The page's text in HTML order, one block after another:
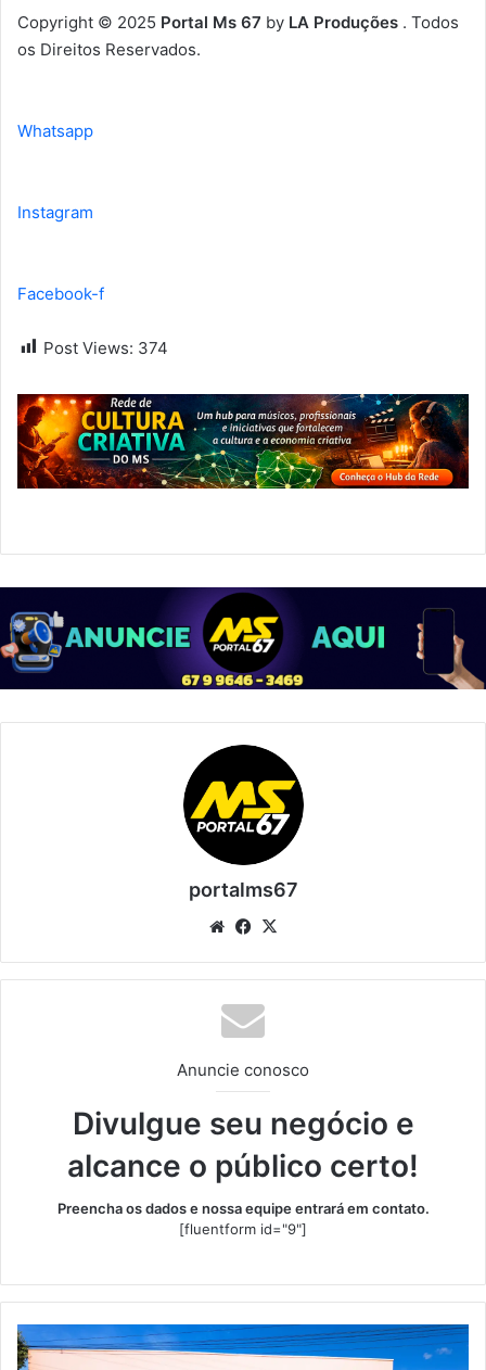
Copyright © 2025 Portal Ms 67 by LA Produções . Todos
os Direitos Reservados.
Whatsapp
Instagram
Facebook-f
Post Views: 374
portalms67
WebsiteFacebook
Anuncie conosco
Divulgue seu negócio e
alcance o público certo!
Preencha os dados e nossa equipe entrará em contato.
[fluentform id="9"]
LeL
Espaço